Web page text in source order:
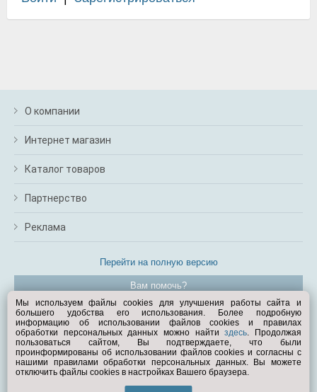
О компании
Интернет магазин
Каталог товаров
Партнерство
Реклама
Перейти на полную версию
Вам помочь?
© Exist.ru 1998—2026
Мы используем файлы cookies для улучшения работы сайта и
большего удобства его использования. Более подробную
информацию об использовании файлов cookies и правилах
обработки персональных данных можно найтиздесь. Продолжая
пользоваться сайтом, Вы подтверждаете, что были
проинформированы об использовании файлов cookies и согласны с
нашими правилами обработки персональных данных. Вы можете
отключить файлы cookies в настройках Вашего браузера.